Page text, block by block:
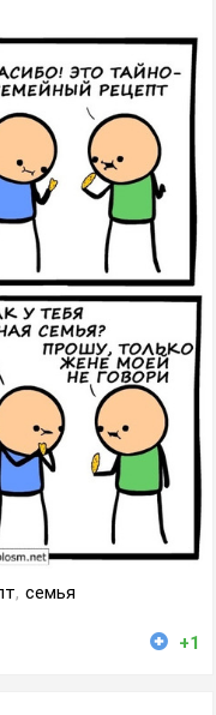
, семья
+1